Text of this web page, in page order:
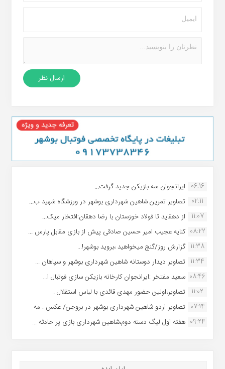
06:16 ایرانجوان سه بازیکن جدید گرفت...
02:11
تصاویر تمرین شاهین شهردارى بوشهر در ورزشگاه شهید ب...
11:07
از دهقاید تا فولاد خوزستان با رضا دهقان:افتخار میک...
08:22 کنایه عجیب امیر حسین صادقی پیش از بازی مقابل پارس ...
11:38 گزارش روز/گنج میخواهید ،بروید بوشهر!...
11:34 تصاویر دیدار دوستانه شاهین شهردارى بوشهر و سپاهان ...
08:46 سعید مفتخر :ایرانجوان کارخانه بازیکن سازی فوتبال ا...
11:02
تصاویر،اولین حضور مهدی قائدی با لباس استقلال...
07:14 تصاویر اردو شاهین شهرداری بوشهر در بروجن/ عکس : مه...
09:24 هفته اول لیگ دسته دوم،شاهین شهرداری بازی پر حادثه ...